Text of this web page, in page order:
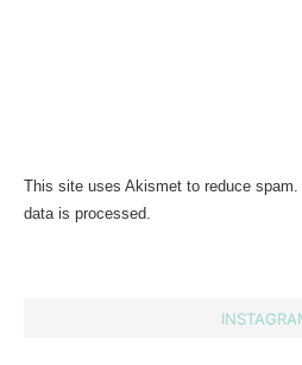
This site uses Akismet to reduce spam.
data is processed.